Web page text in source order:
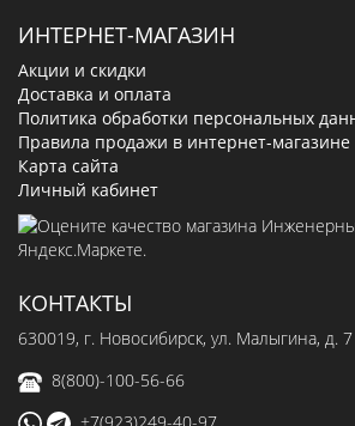
ИНТЕРНЕТ-МАГАЗИН
Акции и скидки
Доставка и оплата
Политика обработки персональных
Правила продажи в интернет-магазине
Карта сайта
Личный кабинет
КОНТАКТЫ
630019, г. Новосибирск, ул. Малыгина, д. 7
8(800)-100-56-66